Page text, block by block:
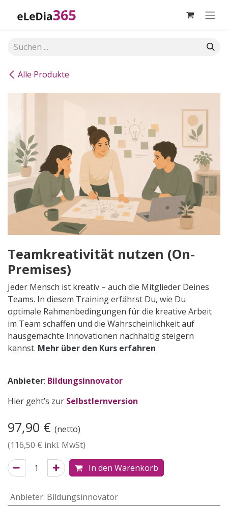
Alle Produkte
Teamkreativität nutzen (On-
Premises)
Jeder Mensch ist kreativ – auch die Mitglieder Deines
Teams. In diesem Training erfährst Du, wie Du
optimale Rahmenbedingungen für die kreative Arbeit
im Team schaffen und die Wahrscheinlichkeit auf
hausgemachte Innovationen nachhaltig steigern
kannst. Mehr über den Kurs erfahren
Anbieter: Bildungsinnovator
Hier geht’s zur Selbstlernversion
97,90 € (netto)
(116,50 € inkl. MwSt)
In den Warenkorb
Anbieter: Bildungsinnovator